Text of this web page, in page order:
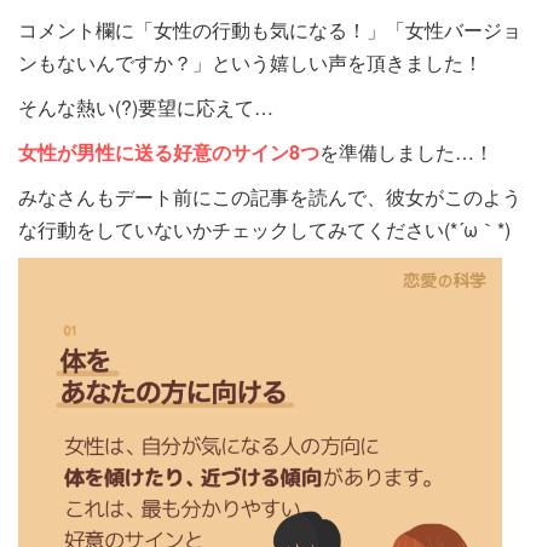
コメント欄に「女性の行動も気になる！」「女性バージョ
ンもないんですか？」という嬉しい声を頂きました！
そんな熱い(?)要望に応えて…
女性が男性に送る好意のサイン8つを準備しました…！
みなさんもデート前にこの記事を読んで、彼女がこのよう
な行動をしていないかチェックしてみてください(*´ω｀*)